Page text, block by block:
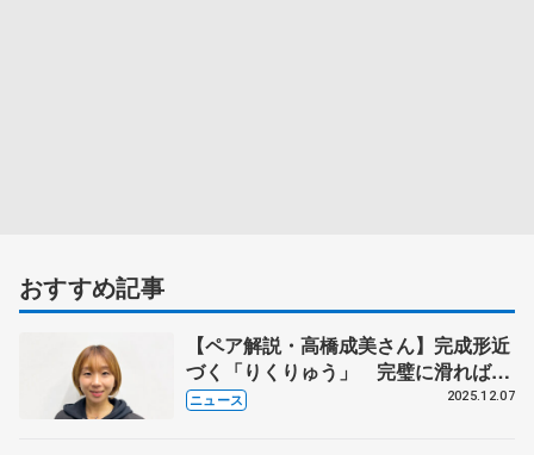
おすすめ記事
【ペア解説・高橋成美さん】完成形近
づく「りくりゅう」 完璧に滑ればオ
リンピックも金メダル
ニュース 2025.12.07